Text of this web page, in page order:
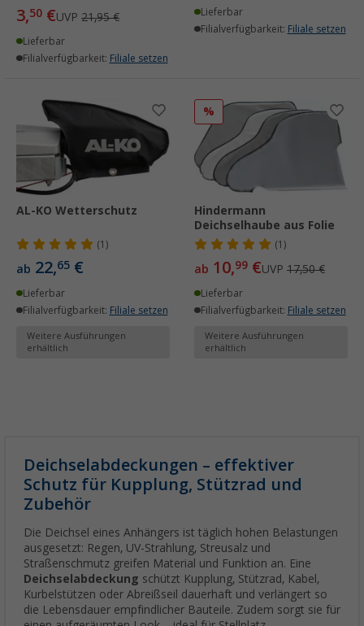
3,50 €UVP 21,95 €
Lieferbar
Filialverfügbarkeit: Filiale setzen
Lieferbar
Filialverfügbarkeit: Filiale setzen
AL-KO Wetterschutz
(1)
ab 22,65 €
Lieferbar
Filialverfügbarkeit: Filiale setzen
Weitere Ausführungen
erhältlich
%
Hindermann
Deichselhaube aus Folie
(1)
ab 10,99 €UVP 17,50 €
Lieferbar
Filialverfügbarkeit: Filiale setzen
Weitere Ausführungen
erhältlich
Deichselabdeckungen – effektiver
Schutz für Kupplung, Stützrad und
Zubehör
Die Deichsel eines Anhängers ist täglich hohen Belastungen
ausgesetzt: Regen, UV-Strahlung, Streusalz und
Straßenschmutz greifen Material und Funktion an. Eine
Deichselabdeckung schützt Kupplung, Stützrad, Kabel,
Kurbelstützen oder Abreißseil dauerhaft und verlängert so
die Lebensdauer empfindlicher Bauteile. Zudem sorgt sie für